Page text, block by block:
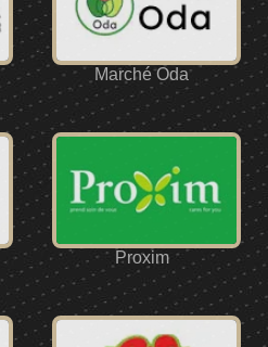
Marché Oda
Proxim